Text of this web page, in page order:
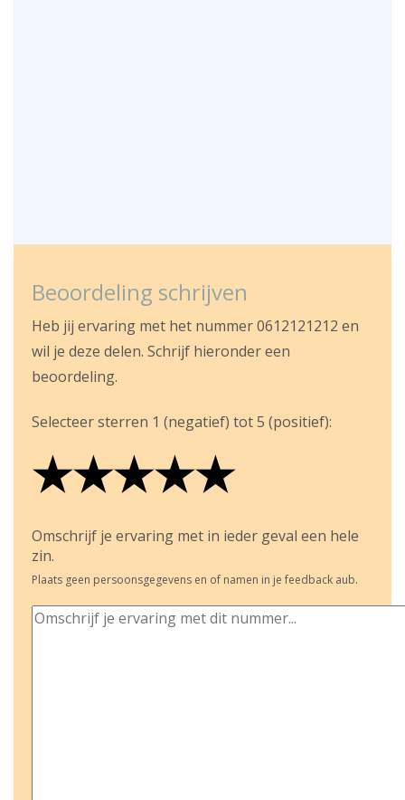
Beoordeling schrijven
Heb jij ervaring met het nummer 0612121212 en
wil je deze delen. Schrijf hieronder een
beoordeling.
Selecteer sterren 1 (negatief) tot 5 (positief):
★
★★
★★★
★★★★
★★★★★
Omschrijf je ervaring met in ieder geval een hele
zin.
Plaats geen persoonsgegevens en of namen in je feedback aub.